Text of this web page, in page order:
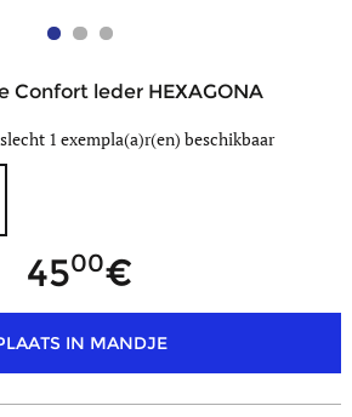
Confort leder HEXAGONA
1 exempla(a)r(en) beschikbaar
4500
IN MANDJE